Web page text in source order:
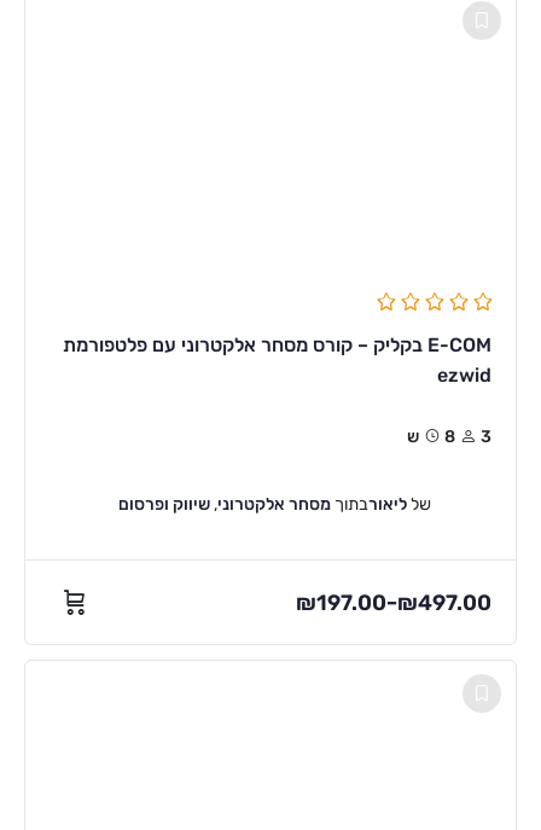
E-COM בקליק – קורס מסחר אלקטרוני עם פלטפורמת
ezwid
3 8ש
שלליאורבתוך מסחר אלקטרוני,שיווק ופרסום
₪197.00–₪497.00